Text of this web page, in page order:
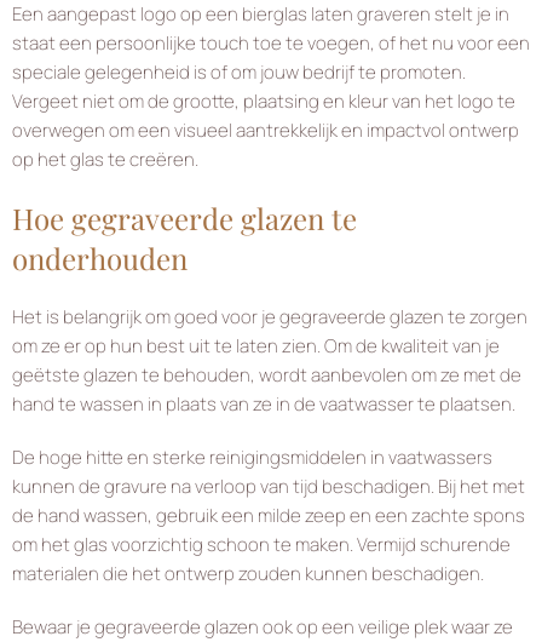
Een aangepast logo op een bierglas laten graveren stelt je in
staat een persoonlijke touch toe te voegen, of het nu voor een
speciale gelegenheid is of om jouw bedrijf te promoten.
Vergeet niet om de grootte, plaatsing en kleur van het logo te
overwegen om een visueel aantrekkelijk en impactvol ontwerp
op het glas te creëren.
Hoe gegraveerde glazen te
onderhouden
Het is belangrijk om goed voor je gegraveerde glazen te zorgen
om ze er op hun best uit te laten zien. Om de kwaliteit van je
geëtste glazen te behouden, wordt aanbevolen om ze met de
hand te wassen in plaats van ze in de vaatwasser te plaatsen.
De hoge hitte en sterke reinigingsmiddelen in vaatwassers
kunnen de gravure na verloop van tijd beschadigen. Bij het met
de hand wassen, gebruik een milde zeep en een zachte spons
om het glas voorzichtig schoon te maken. Vermijd schurende
materialen die het ontwerp zouden kunnen beschadigen.
Bewaar je gegraveerde glazen ook op een veilige plek waar ze